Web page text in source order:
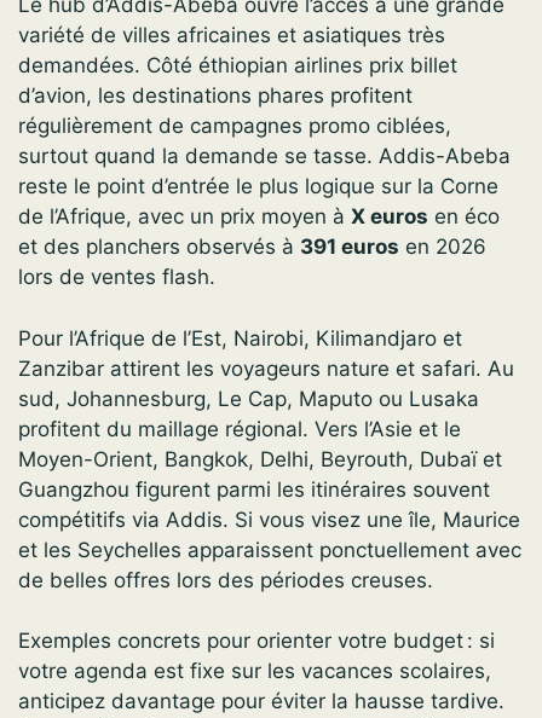
Le hub d’Addis-Abeba ouvre l’accès à une grande
variété de villes africaines et asiatiques très
demandées. Côté éthiopian airlines prix billet
d’avion, les destinations phares profitent
régulièrement de campagnes promo ciblées,
surtout quand la demande se tasse. Addis-Abeba
reste le point d’entrée le plus logique sur la Corne
de l’Afrique, avec un prix moyen à X euros en éco
et des planchers observés à 391 euros en 2026
lors de ventes flash.
Pour l’Afrique de l’Est, Nairobi, Kilimandjaro et
Zanzibar attirent les voyageurs nature et safari. Au
sud, Johannesburg, Le Cap, Maputo ou Lusaka
profitent du maillage régional. Vers l’Asie et le
Moyen-Orient, Bangkok, Delhi, Beyrouth, Dubaï et
Guangzhou figurent parmi les itinéraires souvent
compétitifs via Addis. Si vous visez une île, Maurice
et les Seychelles apparaissent ponctuellement avec
de belles offres lors des périodes creuses.
Exemples concrets pour orienter votre budget : si
votre agenda est fixe sur les vacances scolaires,
anticipez davantage pour éviter la hausse tardive.